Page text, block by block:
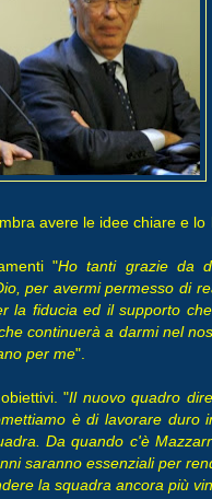
avere le idee chiare e
"Ho tanti grazie da
per avermi permesso di
la fiducia ed il supporto
continuerà a darmi nel
per me".
"Il nuovo quadro
è di lavorare duro
Da quando c'è
saranno essenziali per
la squadra ancora più